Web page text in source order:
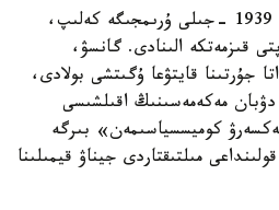
دالەلحان وسى جولى، ياعني 1939 -جىلى ۇرىمجىگە كەلىپ،
قىزمەتكە الىنادى. گانسۋ،
جۇرتىنا قايتۋعا ۇگىتشى بولادى،
دۋبان مەكەمەسىنىڭ اقىلشىسى
كوميسسياسىمەن» بىرگە
مىلتىقتاردى جيناۋ قيمىلىنا